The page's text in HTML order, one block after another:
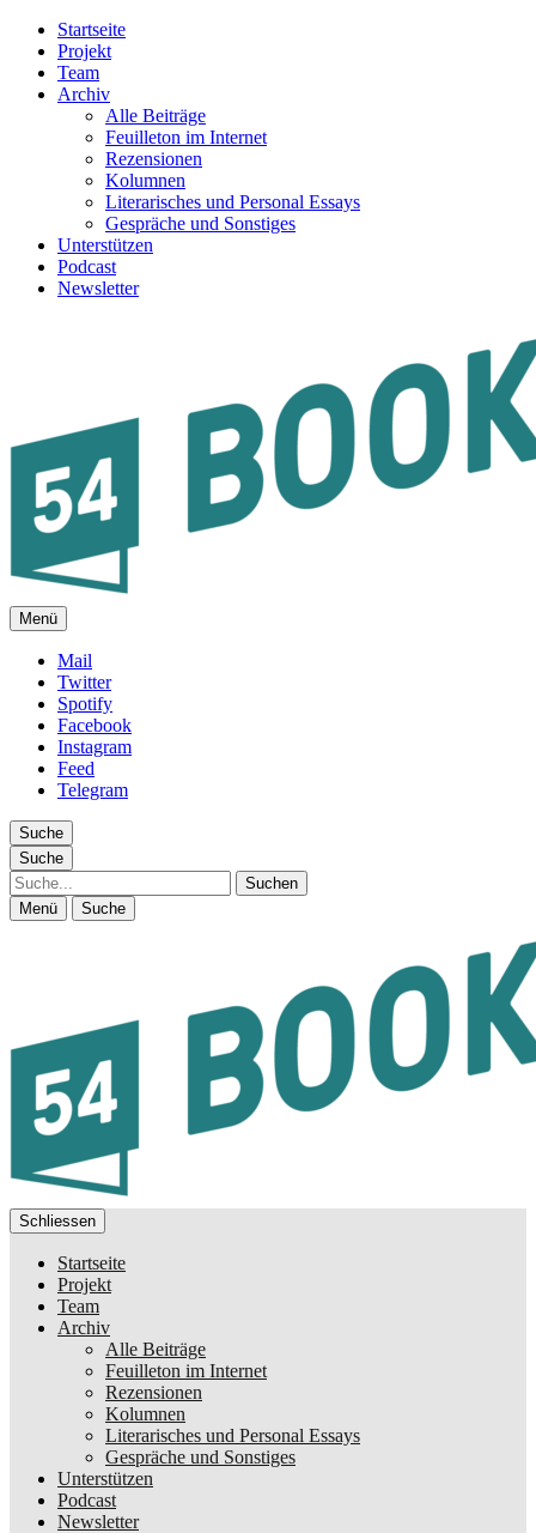
Startseite
Projekt
Team
Archiv
Alle Beiträge
Feuilleton im Internet
Rezensionen
Kolumnen
Literarisches und Personal Essays
Gespräche und Sonstiges
Unterstützen
Podcast
Newsletter
FEUILLETON IM INTERNET
Menü
Mail
Twitter
Spotify
Facebook
Instagram
Feed
Telegram
Suche
Suche
Suche
Menü Suche
Schliessen
Startseite
Projekt
Team
Archiv
Alle Beiträge
Feuilleton im Internet
Rezensionen
Kolumnen
Literarisches und Personal Essays
Gespräche und Sonstiges
Unterstützen
Podcast
Newsletter